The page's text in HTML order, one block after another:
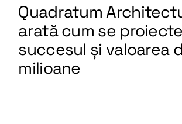
Quadratum
arată cum se
succesul și valoarea
milioane